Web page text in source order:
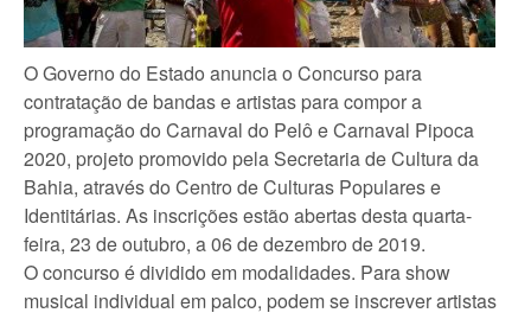
O Governo do Estado anuncia o Concurso para
contratação de bandas e artistas para compor a
programação do Carnaval do Pelô e Carnaval Pipoca
2020, projeto promovido pela Secretaria de Cultura da
Bahia, através do Centro de Culturas Populares e
Identitárias. As inscrições estão abertas desta quarta-
feira, 23 de outubro, a 06 de dezembro de 2019.
O concurso é dividido em modalidades. Para show
musical individual em palco, podem se inscrever artistas